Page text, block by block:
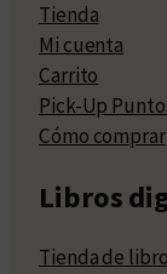
Tienda
Mi cuenta
Carrito
Pick-Up
Cómo comprar
Libros
Tienda de